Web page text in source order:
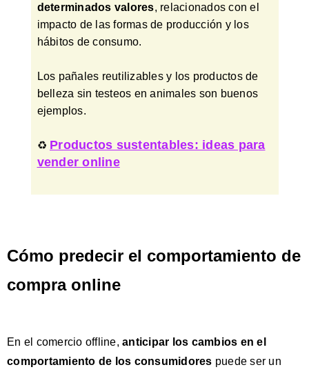
determinados valores, relacionados con el
impacto de las formas de producción y los
hábitos de consumo.
Los pañales reutilizables y los productos de
belleza sin testeos en animales son buenos
ejemplos.
♻️ Productos sustentables: ideas para
vender online
Cómo predecir el comportamiento de
compra online
En el comercio offline, anticipar los cambios en el
comportamiento de los consumidores puede ser un